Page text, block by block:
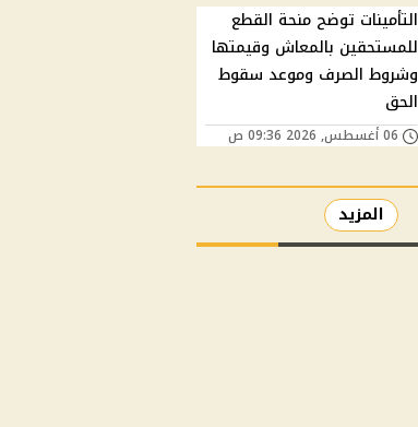
التأمينات توضح منحة القطع
للمستحقين بالمعاش وقيمتها
وشروط الصرف وموعد سقوط
الحق
06 أغسطس, 2026 09:36 ص
المزيد